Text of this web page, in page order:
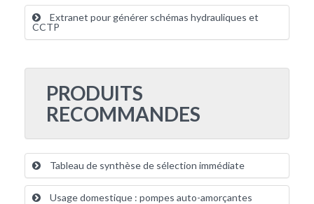
Extranet pour générer schémas hydrauliques et
CCTP
PRODUITS
RECOMMANDES
Tableau de synthèse de sélection immédiate
Usage domestique : pompes auto-amorçantes